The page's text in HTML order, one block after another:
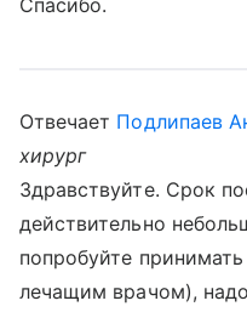
Спасибо.
Отвечает Подлипаев
хирург
Здравствуйте. Срок
действительно
попробуйте
лечащим врачом),